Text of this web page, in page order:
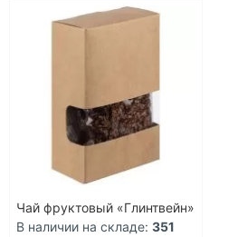
Чай фруктовый «Глинтвейн»
В наличии на складе: 351